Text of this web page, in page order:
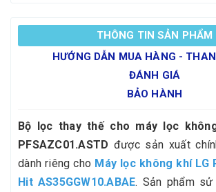
THÔNG TIN SẢN PHẨM
HƯỚNG DẪN MUA HÀNG -
ĐÁNH GIÁ
BẢO HÀNH
Bộ lọc thay thế cho máy lọc
PFSAZC01.ASTD được sản xuất
dành riêng cho Máy lọc không khí LG
Hit AS35GGW10.ABAE. Sản phẩm